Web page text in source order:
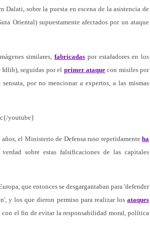
sobre la puesta en escena de la asistencia de
Oriental) supuestamente afectados por un ataque
similares,fabricadas por estafadores en los
seguidas por el primer ataquecon misiles por
por no mencionar a expertos, a las mismas
youtube}
el Ministerio de Defensa ruso repetidamente ha
sobre estas falsificaciones de las capitales
que entonces se desgargantaban para 'defender
y los que dieron permiso para realizar los ataques
el fin de evitar la responsabilidad moral, política